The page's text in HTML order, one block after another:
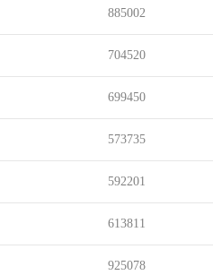
885002
704520
699450
573735
592201
613811
925078